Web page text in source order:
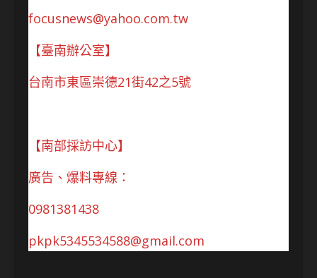
focusnews@yahoo.com.tw
【臺南辦公室】
台南市東區崇德21街42之5號
【南部採訪中心】
廣告、爆料專線：
0981381438
pkpk5345534588@gmail.com